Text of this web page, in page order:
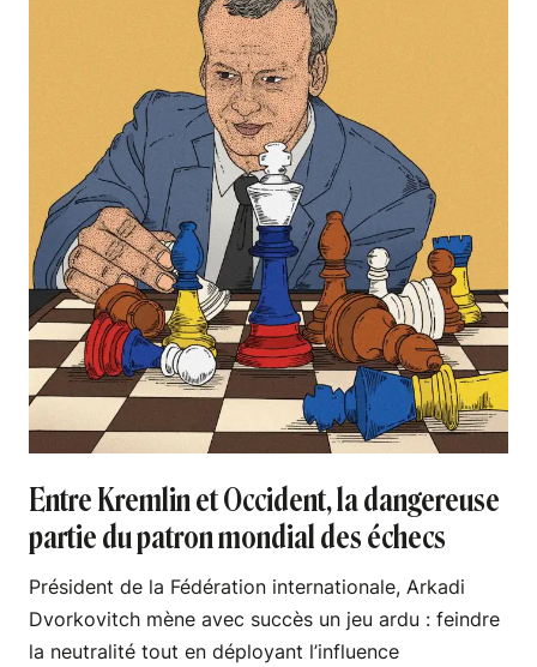
Entre Kremlin et Occident, la dangereuse
partie du patron mondial des échecs
Président de la Fédération internationale, Arkadi
Dvorkovitch mène avec succès un jeu ardu : feindre
la neutralité tout en déployant l’influence